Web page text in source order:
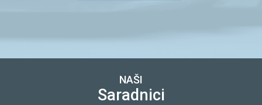
NAŠI
Saradnici